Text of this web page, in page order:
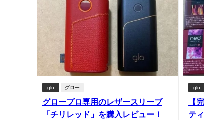
glo グロー
グロープロ専用のレザースリーブ
「チリレッド」を購入レビュー！
glo
【
テ